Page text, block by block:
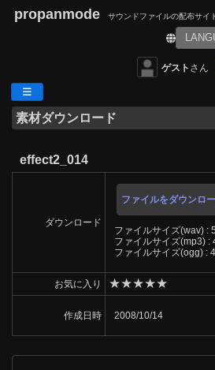
propanmode サウンドファイルの配布サイ
ゲスト さん
素材ダウンロード
effect2_014
ダウンロード
ファイルをダウンロ
ファイルサイズ(wav) :
ファイルサイズ(mp3) :
ファイルサイズ(ogg) :
お気に入り ★★★★★
作成日時 2008/10/14